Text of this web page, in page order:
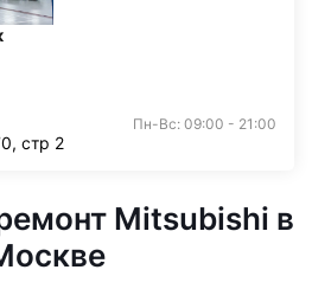
Пн-Вс: 09:00 - 21:00
стр 2
Mitsubishi в